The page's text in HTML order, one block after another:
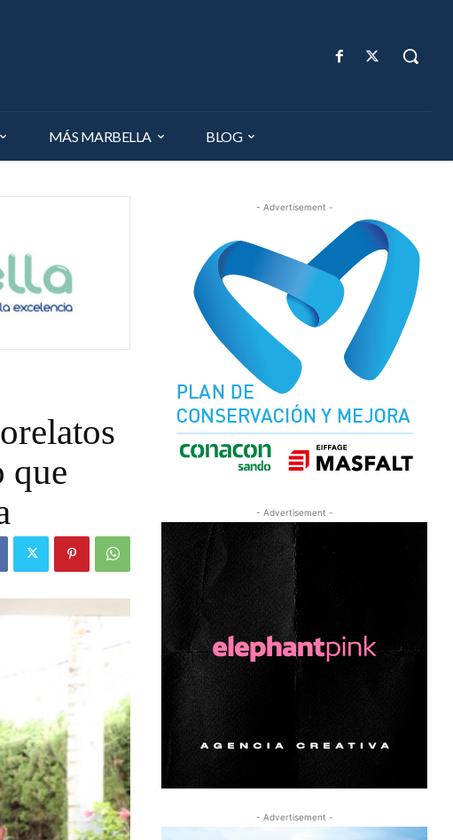
MÁS MARBELLA BLOG
que
- Advertisement -
- Advertisement -
- Advertisement -